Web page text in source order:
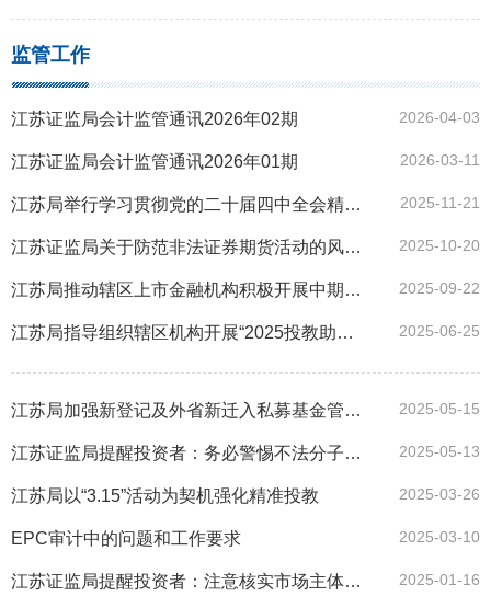
监管工作
江苏证监局会计监管通讯2026年02期 2026-04-03
江苏证监局会计监管通讯2026年01期 2026-03-11
江苏局举行学习贯彻党的二十届四中全会精神宣讲报告会 2025-11-21
江苏证监局关于防范非法证券期货活动的风险提示 2025-10-20
江苏局推动辖区上市金融机构积极开展中期分红 2025-09-22
江苏局指导组织辖区机构开展“2025投教助力金融强国”系列活动 2025-06-25
江苏局加强新登记及外省新迁入私募基金管理人合规警示教育 2025-05-15
江苏证监局提醒投资者：务必警惕不法分子假冒证券公司实施诈骗 2025-05-13
江苏局以“3.15”活动为契机强化精准投教 2025-03-26
EPC审计中的问题和工作要求 2025-03-10
江苏证监局提醒投资者：注意核实市场主体资质，警惕非法证券经营活动 2025-01-16